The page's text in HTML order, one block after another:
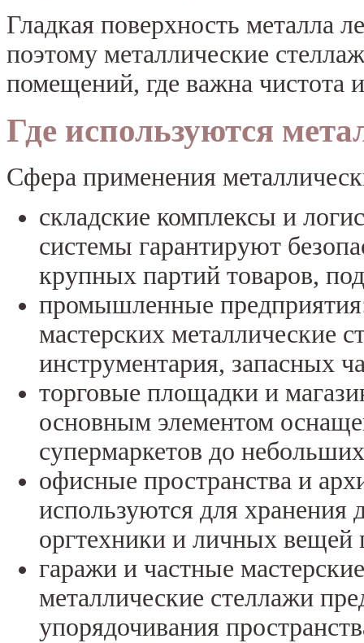
Гладкая поверхность металла
поэтому металлические
помещений, где важна чистота
Где используются
Сфера применения
складские комплексы и
системы гарантируют
крупных партий товаров,
промышленные
мастерских металлические
инструментария, запасных
торговые площадки и
основным элементом
супермаркетов до
офисные пространства и
используются для хранения
оргтехники и личных вещей
гаражи и частные
металлические стеллажи
упорядочивания